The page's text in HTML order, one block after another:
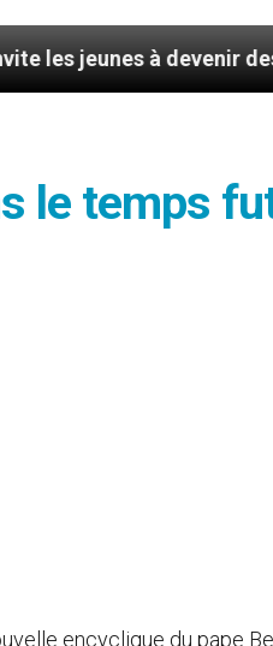
à devenir des artisans
le temps
encyclique du pape